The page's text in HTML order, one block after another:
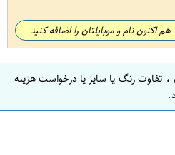
هم اکنون نام و موبایلتان را اضافه کنید
تفاوت رنگ یا سایز یا درخواست هزینه